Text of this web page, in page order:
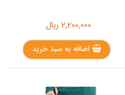
2,200,000 ریال
اضافه به سبد خرید